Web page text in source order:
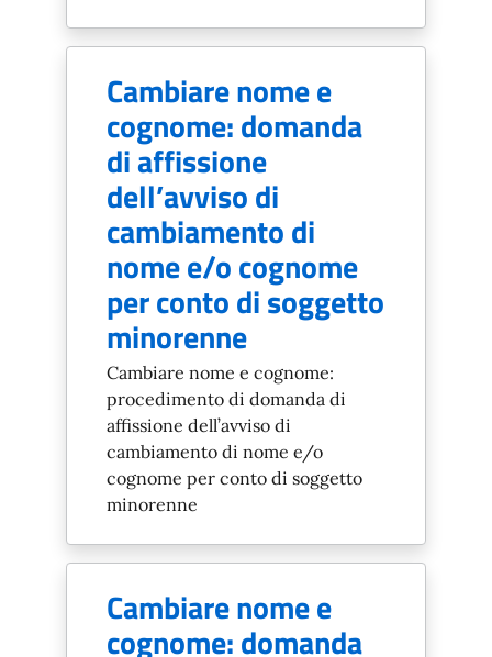
Cambiare nome e
cognome: domanda
di affissione
dell’avviso di
cambiamento di
nome e/o cognome
per conto di soggetto
minorenne
Cambiare nome e cognome:
procedimento di domanda di
affissione dell’avviso di
cambiamento di nome e/o
cognome per conto di soggetto
minorenne
Cambiare nome e
cognome: domanda